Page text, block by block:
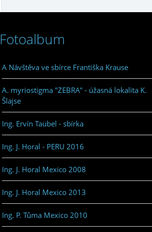
Fotoalbum
A Návštěva ve sbírce Františka Krause
A. myriostigma "ZEBRA" - úžasná lokalita K.
Šlajse
Ing. Ervín Taübel - sbírka
Ing. J. Horal - PERU 2016
Ing. J. Horal Mexico 2008
Ing. J. Horal Mexico 2013
Ing. P. Tůma Mexico 2010